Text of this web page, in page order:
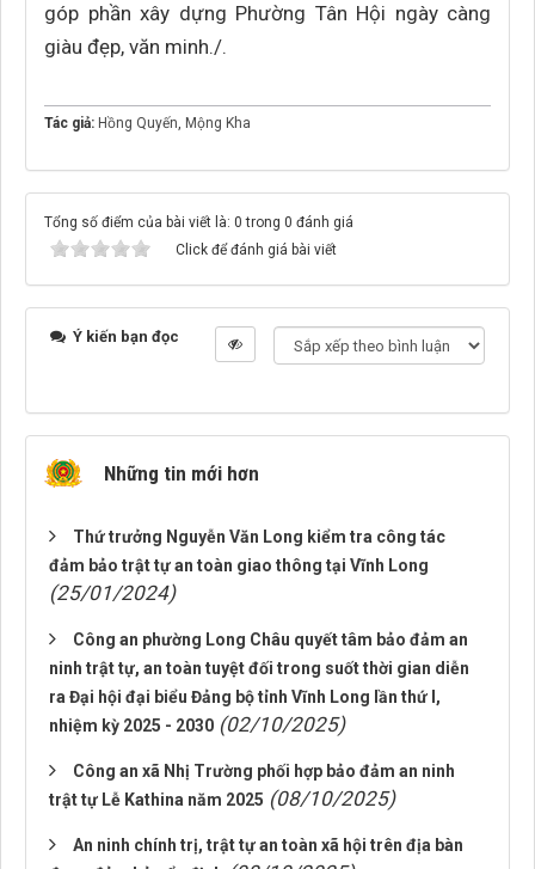
góp phần xây dựng Phường Tân Hội ngày càng
giàu đẹp, văn minh./.
Tác giả: Hồng Quyến, Mộng Kha
Tổng số điểm của bài viết là: 0 trong 0 đánh giá
Click để đánh giá bài viết
Ý kiến bạn đọc
Những tin mới hơn
Thứ trưởng Nguyễn Văn Long kiểm tra công tác
đảm bảo trật tự an toàn giao thông tại Vĩnh Long
(25/01/2024)
Công an phường Long Châu quyết tâm bảo đảm an
ninh trật tự, an toàn tuyệt đối trong suốt thời gian diễn
ra Đại hội đại biểu Đảng bộ tỉnh Vĩnh Long lần thứ I,
nhiệm kỳ 2025 - 2030 (02/10/2025)
Công an xã Nhị Trường phối hợp bảo đảm an ninh
trật tự Lễ Kathina năm 2025 (08/10/2025)
An ninh chính trị, trật tự an toàn xã hội trên địa bàn